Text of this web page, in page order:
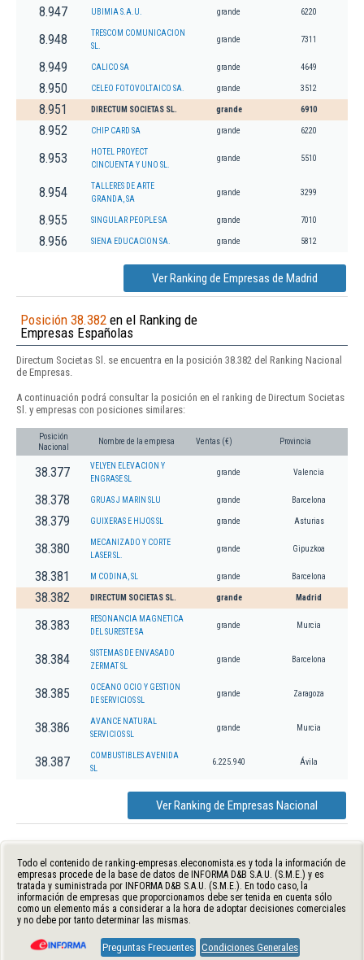
8.947 UBIMIA S.A.U. grande 6220
8.948
TRESCOM COMUNICACION
SL.
grande 7311
8.949 CALICO SA grande 4649
8.950 CELEO FOTOVOLTAICO SA. grande 3512
8.951 DIRECTUM SOCIETAS SL. grande 6910
8.952 CHIP CARD SA grande 6220
8.953
HOTEL PROYECT
CINCUENTA Y UNO SL.
grande 5510
8.954
TALLERES DE ARTE
GRANDA, SA
grande 3299
8.955 SINGULAR PEOPLE SA grande 7010
8.956 SIENA EDUCACION SA. grande 5812
Ver Ranking de Empresas de Madrid
Posición 38.382 en el Ranking de
Empresas Españolas
Directum Societas Sl. se encuentra en la posición 38.382 del Ranking Nacional
de Empresas.
A continuación podrá consultar la posición en el ranking de Directum Societas
Sl. y empresas con posiciones similares:
Posición
Nacional
Nombre de la empresa Ventas (€) Provincia
38.377
VELYEN ELEVACION Y
ENGRASE SL
grande Valencia
38.378 GRUAS J MARIN SLU grande Barcelona
38.379 GUIXERAS E HIJOS SL grande Asturias
38.380
MECANIZADO Y CORTE
LASER SL.
grande Gipuzkoa
38.381 M CODINA, SL grande Barcelona
38.382 DIRECTUM SOCIETAS SL. grande Madrid
38.383
RESONANCIA MAGNETICA
DEL SURESTE SA
grande Murcia
38.384
SISTEMAS DE ENVASADO
ZERMAT SL
grande Barcelona
38.385
OCEANO OCIO Y GESTION
DE SERVICIOS SL
grande Zaragoza
38.386
AVANCE NATURAL
SERVICIOS SL
grande Murcia
38.387
COMBUSTIBLES AVENIDA
SL
6.225.940 Ávila
Ver Ranking de Empresas Nacional
Todo el contenido de ranking-empresas.eleconomista.es y toda la información de
empresas procede de la base de datos de INFORMA D&B S.A.U. (S.M.E.) y es
tratada y suministrada por INFORMA D&B S.A.U. (S.M.E.). En todo caso, la
información de empresas que proporcionamos debe ser tenida en cuenta sólo
como un elemento más a considerar a la hora de adoptar decisiones comerciales
y no debe por tanto determinar las mismas.
Preguntas Frecuentes Condiciones Generales